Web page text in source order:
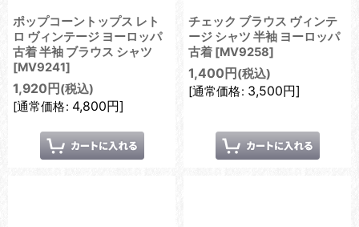
ポップコーントップス レト
ロ ヴィンテージ ヨーロッパ
古着 半袖 ブラウス シャツ
[MV9241]
1,920 円 (税込)
[通常価格: 4,800円]
チェック ブラウス ヴィンテ
ージ シャツ 半袖 ヨーロッパ
古着 [MV9258]
1,400 円 (税込)
[通常価格: 3,500円]